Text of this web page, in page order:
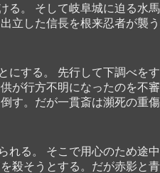
。 そして岐阜城に迫る水
立した信長を根来忍者が襲う
する。 先行して下調べを
行方不明になったのを不
。だが一貫斎は瀕死の重
る。 そこで用心のため途
殺そうとする。だが赤影と